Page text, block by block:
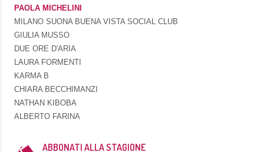
PAOLA MICHELINI
MILANO SUONA BUENA VISTA SOCIAL CLUB
GIULIA MUSSO
DUE ORE D'ARIA
LAURA FORMENTI
KARMA B
CHIARA BECCHIMANZI
NATHAN KIBOBA
ALBERTO FARINA
ABBONATI ALLA STAGIONE